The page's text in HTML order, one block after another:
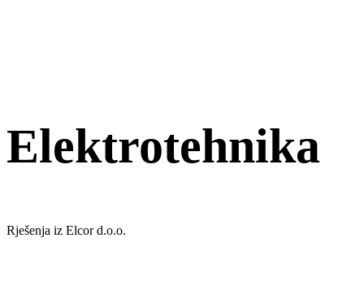
Elektrotehnika
Rješenja iz Elcor d.o.o.